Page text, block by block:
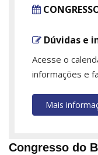
Dúvidas e
Acesse o
informações e
Mais
Congresso do